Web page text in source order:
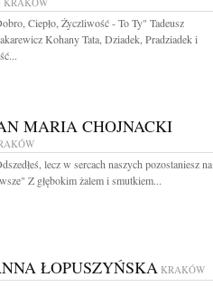
Ciepło, Życzliwość - To Ty" Tadeusz
Kohany Tata, Dziadek, Pradziadek i
MARIA CHOJNACKI
lecz w sercach naszych pozostaniesz na
Z głębokim żalem i smutkiem...
ŁOPUSZYŃSKA KRAKÓW